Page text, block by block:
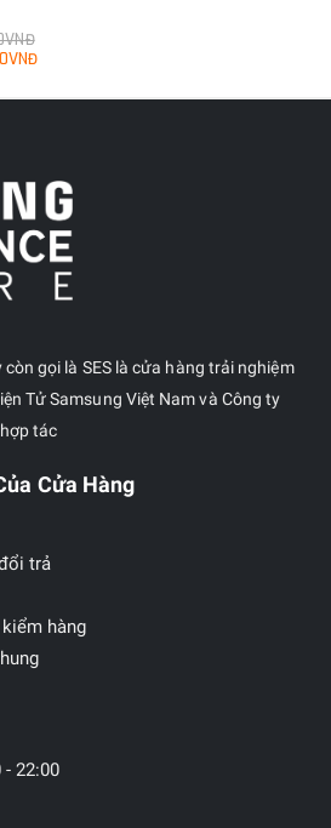
gọi là SES là cửa hàng trải nghiệm
Tử Samsung Việt Nam và Công ty
tác
Cửa Hàng
trả
hàng
22:00